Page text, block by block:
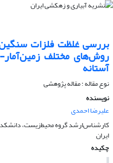
بررسی غلظت فلزات سنگین
روش‌های مختلف
آستانه
نوع مقاله : مقاله پژوهشی
نویسنده
علیرضا احمدی
کارشناس‌ارشد گروه محیط‌زیست،
ایران
چکیده